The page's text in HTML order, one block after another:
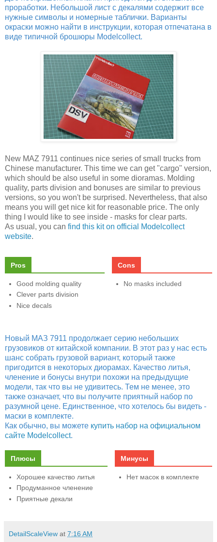
проработки. Небольшой лист с декалями содержит все
нужные символы и номерные таблички. Варианты
окраски можно найти в инструкции, которая отпечатана в
виде типичной брошюры Modelcollect.
New MAZ 7911 continues nice series of small trucks from
Chinese manufacturer. This time we can get "cargo" version,
which should be also useful in some dioramas. Molding
quality, parts division and bonuses are similar to previous
versions, so you won't be surprised. Nevertheless, that also
means you will get nice kit for reasonable price. The only
thing I would like to see inside - masks for clear parts.
As usual, you can find this kit on official Modelcollect
website.
Pros
Good molding quality
Clever parts division
Nice decals
Cons
No masks included
Новый МАЗ 7911 продолжает серию небольших
грузовиков от китайской компании. В этот раз у нас есть
шанс собрать грузовой вариант, который также
пригодится в некоторых диорамах. Качество литья,
членение и бонусы внутри похожи на предыдущие
модели, так что вы не удивитесь. Тем не менее, это
также означает, что вы получите приятный набор по
разумной цене. Единственное, что хотелось бы видеть -
маски в комплекте.
Как обычно, вы можете купить набор на официальном
сайте Modelcollect.
Плюсы
Хорошее качество литья
Продуманное членение
Приятные декали
Минусы
Нет масок в комплекте
DetailScaleView at 7:16 AM